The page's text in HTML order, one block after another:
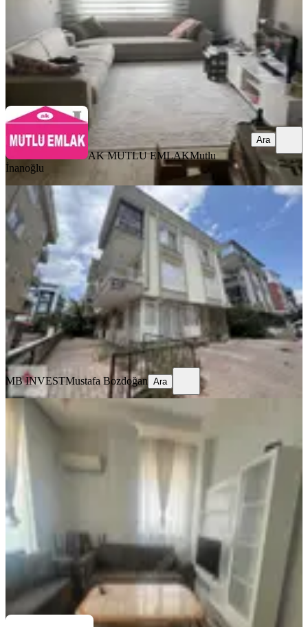
AK MUTLU EMLAKMutlu İnanoğlu
AK MUTLU EMLAKMutlu
İnanoğlu
Ara
BALKONLU
Ahatlı Mahallesinde 1.kat Kiralık 2+1
Daire
Kepez, Ahatlı Mahallesi
2+1
·95 m²· 1. Kat·11.07.2026
26.000 ₺
MB INVEST Mustafa Bozdoğan
Ara
MB INVESTMustafa Bozdoğan Ara
EŞYALI
Antalya Kepez Ahatlı Mah. Kiralık
2+1 Kat Da Eşyalı Daire
Kepez, Ahatlı Mahallesi
2. Kat 10.07.2026
Tahal Gayrimenkul
Ara